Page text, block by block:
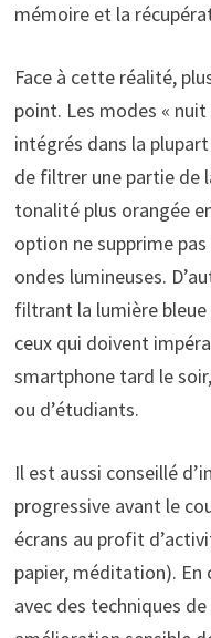
mémoire et la
Face à cette réalité,
point. Les modes «
intégrés dans la
de filtrer une partie de
tonalité plus orangée
option ne supprime
ondes lumineuses.
filtrant la lumière
ceux qui doivent
smartphone tard le
ou d’étudiants.
Il est aussi conseillé
progressive avant le
écrans au profit
papier, méditation). En
avec des techniques